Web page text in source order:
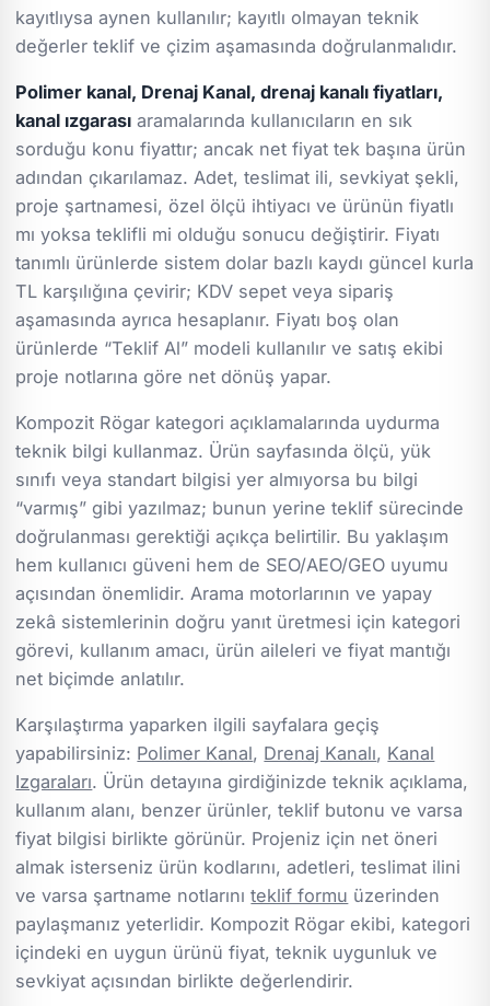
kayıtlıysa aynen kullanılır; kayıtlı olmayan teknik
değerler teklif ve çizim aşamasında doğrulanmalıdır.
Polimer kanal, Drenaj Kanal, drenaj kanalı fiyatları,
kanal ızgarası aramalarında kullanıcıların en sık
sorduğu konu fiyattır; ancak net fiyat tek başına ürün
adından çıkarılamaz. Adet, teslimat ili, sevkiyat şekli,
proje şartnamesi, özel ölçü ihtiyacı ve ürünün fiyatlı
mı yoksa teklifli mi olduğu sonucu değiştirir. Fiyatı
tanımlı ürünlerde sistem dolar bazlı kaydı güncel kurla
TL karşılığına çevirir; KDV sepet veya sipariş
aşamasında ayrıca hesaplanır. Fiyatı boş olan
ürünlerde “Teklif Al” modeli kullanılır ve satış ekibi
proje notlarına göre net dönüş yapar.
Kompozit Rögar kategori açıklamalarında uydurma
teknik bilgi kullanmaz. Ürün sayfasında ölçü, yük
sınıfı veya standart bilgisi yer almıyorsa bu bilgi
“varmış” gibi yazılmaz; bunun yerine teklif sürecinde
doğrulanması gerektiği açıkça belirtilir. Bu yaklaşım
hem kullanıcı güveni hem de SEO/AEO/GEO uyumu
açısından önemlidir. Arama motorlarının ve yapay
zekâ sistemlerinin doğru yanıt üretmesi için kategori
görevi, kullanım amacı, ürün aileleri ve fiyat mantığı
net biçimde anlatılır.
Karşılaştırma yaparken ilgili sayfalara geçiş
yapabilirsiniz: Polimer Kanal, Drenaj Kanalı, Kanal
Izgaraları. Ürün detayına girdiğinizde teknik açıklama,
kullanım alanı, benzer ürünler, teklif butonu ve varsa
fiyat bilgisi birlikte görünür. Projeniz için net öneri
almak isterseniz ürün kodlarını, adetleri, teslimat ilini
ve varsa şartname notlarınıteklif formu üzerinden
paylaşmanız yeterlidir. Kompozit Rögar ekibi, kategori
içindeki en uygun ürünü fiyat, teknik uygunluk ve
sevkiyat açısından birlikte değerlendirir.